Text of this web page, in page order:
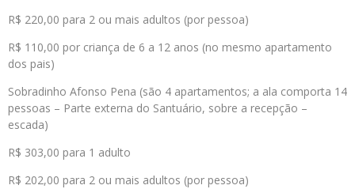
R$ 220,00 para 2 ou mais adultos (por pessoa)
R$ 110,00 por criança de 6 a 12 anos (no mesmo apartamento
dos pais)
Sobradinho Afonso Pena (são 4 apartamentos; a ala comporta 14
pessoas – Parte externa do Santuário, sobre a recepção –
escada)
R$ 303,00 para 1 adulto
R$ 202,00 para 2 ou mais adultos (por pessoa)